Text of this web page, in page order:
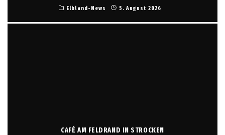
Elbland-News 5. August 2026
CAFÉ AM FELDRAND IN STROCKEN